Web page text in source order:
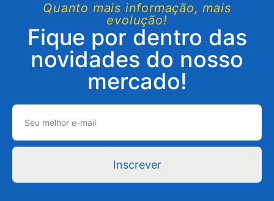
Quanto mais informação, mais
evolução!
Fique por dentro das
novidades do nosso
mercado!
Inscrever